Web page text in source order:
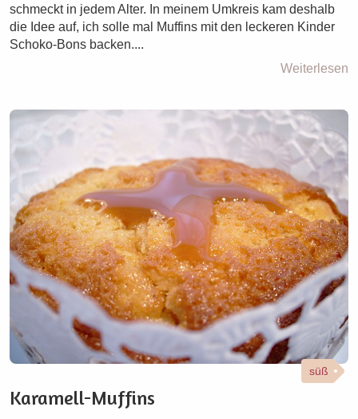
schmeckt in jedem Alter. In meinem Umkreis kam deshalb
die Idee auf, ich solle mal Muffins mit den leckeren Kinder
Schoko-Bons backen....
Weiterlesen
süß
Karamell-Muffins